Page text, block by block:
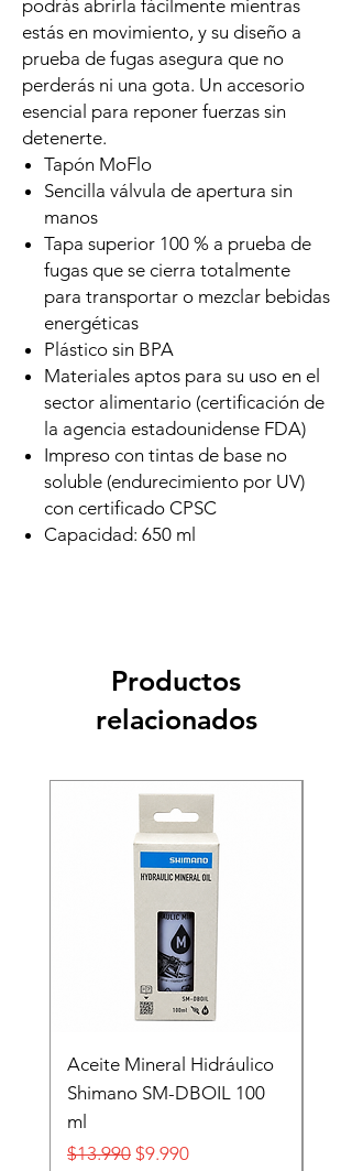
podrás abrirla fácilmente mientras
estás en movimiento, y su diseño a
prueba de fugas asegura que no
perderás ni una gota. Un accesorio
esencial para reponer fuerzas sin
detenerte.
Tapón MoFlo
Sencilla válvula de apertura sin
manos
Tapa superior 100 % a prueba de
fugas que se cierra totalmente
para transportar o mezclar bebidas
energéticas
Plástico sin BPA
Materiales aptos para su uso en el
sector alimentario (certificación de
la agencia estadounidense FDA)
Impreso con tintas de base no
soluble (endurecimiento por UV)
con certificado CPSC
Capacidad: 650 ml
Productos
relacionados
Aceite Mineral Hidráulico
Shimano SM-DBOIL 100
ml
Precio
$13.990 Precio de oferta
$9.990